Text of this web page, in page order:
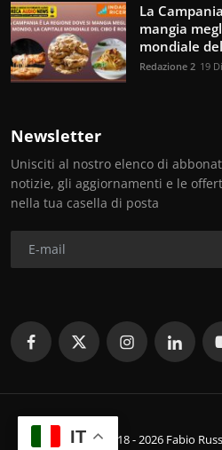
La
mangia
mondiale
Redazione 2 19
Newsletter
Unisciti al nostro elenco di
notizie, gli aggiornamenti e le
nella tua casella di posta
© Copyright 2018 - 2026 Fabio
IT